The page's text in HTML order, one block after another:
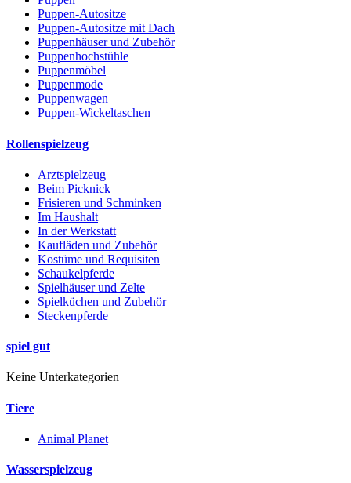
Puppen-Autositze
Puppen-Autositze mit Dach
Puppenhäuser und Zubehör
Puppenhochstühle
Puppenmöbel
Puppenmode
Puppenwagen
Puppen-Wickeltaschen
Rollenspielzeug
Arztspielzeug
Beim Picknick
Frisieren und Schminken
Im Haushalt
In der Werkstatt
Kaufläden und Zubehör
Kostüme und Requisiten
Schaukelpferde
Spielhäuser und Zelte
Spielküchen und Zubehör
Steckenpferde
spiel gut
Keine Unterkategorien
Tiere
Animal Planet
Wasserspielzeug